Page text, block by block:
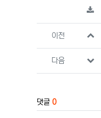
이전
다음
댓글 0